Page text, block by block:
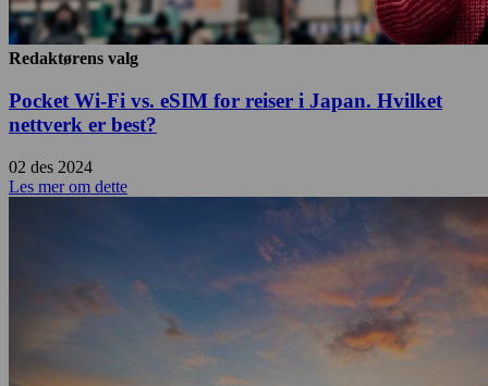
Redaktørens valg
Pocket Wi-Fi vs. eSIM for reiser i Japan. Hvilket
nettverk er best?
02 des 2024
Les mer om dette